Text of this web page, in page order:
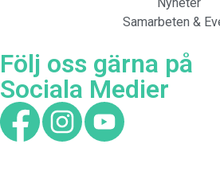
Samarbeten &
Följ oss gärna på
Sociala Medier